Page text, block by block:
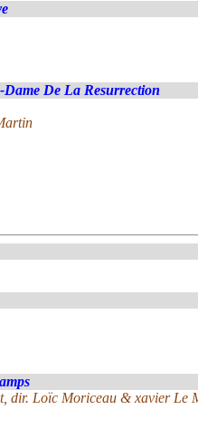
Dame De La Resurrection
dir. Loïc Moriceau & xavier Le